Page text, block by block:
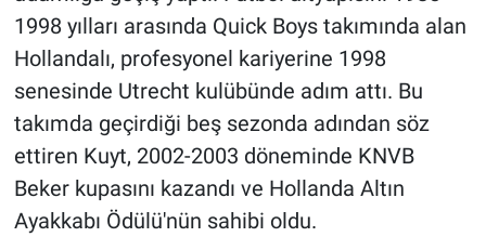
1998 yılları arasında Quick Boys takımında alan
Hollandalı, profesyonel kariyerine 1998
senesinde Utrecht kulübünde adım attı. Bu
takımda geçirdiği beş sezonda adından söz
ettiren Kuyt, 2002-2003 döneminde KNVB
Beker kupasını kazandı ve Hollanda Altın
Ayakkabı Ödülü'nün sahibi oldu.